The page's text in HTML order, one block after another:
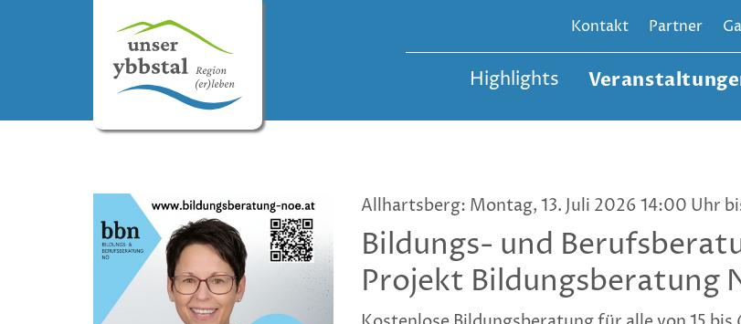
Kontakt Partner
Highlights
Allhartsberg: Montag, 13. Juli 2026 14:00 Uhr
Bildungs- und
Projekt Bildungsberatung